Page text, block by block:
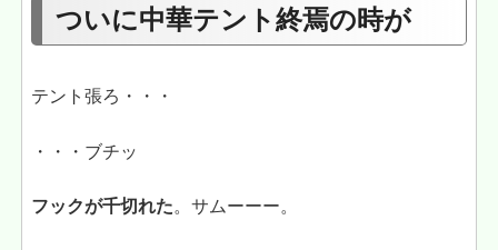
ついに中華テント終焉の時が
テント張ろ・・・
・・・ブチッ
フックが千切れた。サムーーー。